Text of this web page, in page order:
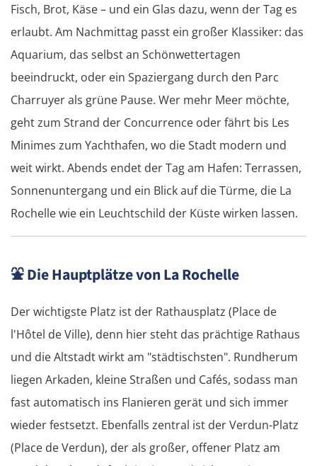
Fisch, Brot, Käse – und ein Glas dazu, wenn der Tag es
erlaubt. Am Nachmittag passt ein großer Klassiker: das
Aquarium, das selbst an Schönwettertagen
beeindruckt, oder ein Spaziergang durch den Parc
Charruyer als grüne Pause. Wer mehr Meer möchte,
geht zum Strand der Concurrence oder fährt bis Les
Minimes zum Yachthafen, wo die Stadt modern und
weit wirkt. Abends endet der Tag am Hafen: Terrassen,
Sonnenuntergang und ein Blick auf die Türme, die La
Rochelle wie ein Leuchtschild der Küste wirken lassen.
⛲Die Hauptplätze von La Rochelle
Der wichtigste Platz ist der Rathausplatz (Place de
l'Hôtel de Ville), denn hier steht das prächtige Rathaus
und die Altstadt wirkt am "städtischsten". Rundherum
liegen Arkaden, kleine Straßen und Cafés, sodass man
fast automatisch ins Flanieren gerät und sich immer
wieder festsetzt. Ebenfalls zentral ist der Verdun-Platz
(Place de Verdun), der als großer, offener Platz am